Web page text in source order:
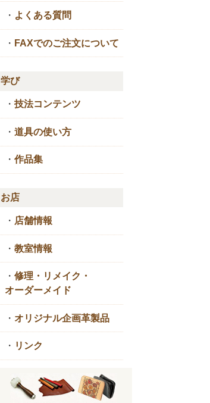
・ よくある質問
・ FAXでのご注文について
学び
・ 技法コンテンツ
・ 道具の使い方
・ 作品集
お店
・ 店舗情報
・ 教室情報
・ 修理・リメイク・
オーダーメイド
・ オリジナル企画革製品
・ リンク